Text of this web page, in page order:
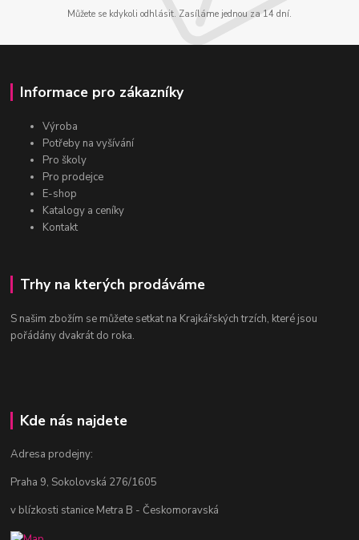
Můžete se kdykoli odhlásit. Zasíláme jednou za 14 dní.
Informace pro zákazníky
Výroba
Potřeby na vyšívání
Pro školy
Pro prodejce
E-shop
Katalogy a ceníky
Kontakt
Trhy na kterých prodáváme
S našim zbožím se můžete setkat na Krajkářských trzích, které jsou
pořádány dvakrát do roka.
Kde nás najdete
Adresa prodejny:
Praha 9, Sokolovská 276/1605
v blízkosti stanice Metra B - Českomoravská